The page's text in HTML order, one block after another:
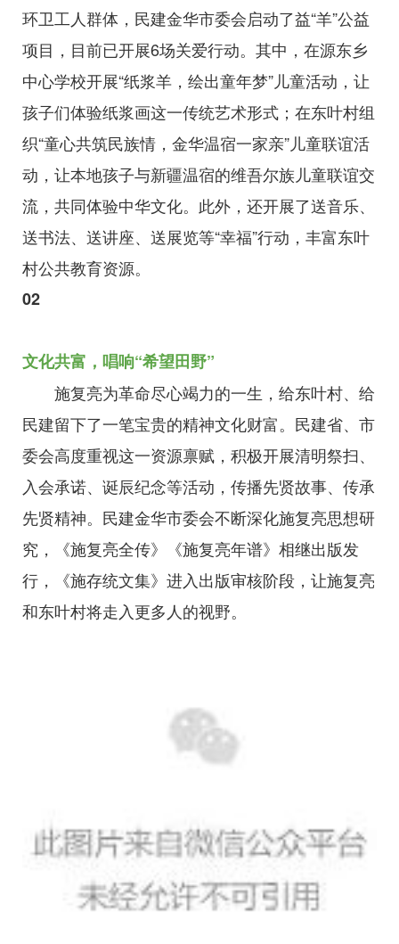
环卫工人群体，民建金华市委会启动了益“羊”公益
项目，目前已开展6场关爱行动。其中，在源东乡
中心学校开展“纸浆羊，绘出童年梦”儿童活动，让
孩子们体验纸浆画这一传统艺术形式；在东叶村组
织“童心共筑民族情，金华温宿一家亲”儿童联谊活
动，让本地孩子与新疆温宿的维吾尔族儿童联谊交
流，共同体验中华文化。此外，还开展了送音乐、
送书法、送讲座、送展览等“幸福”行动，丰富东叶
村公共教育资源。
02
文化共富，唱响“希望田野”
施复亮为革命尽心竭力的一生，给东叶村、给
民建留下了一笔宝贵的精神文化财富。民建省、市
委会高度重视这一资源禀赋，积极开展清明祭扫、
入会承诺、诞辰纪念等活动，传播先贤故事、传承
先贤精神。民建金华市委会不断深化施复亮思想研
究，《施复亮全传》《施复亮年谱》相继出版发
行，《施存统文集》进入出版审核阶段，让施复亮
和东叶村将走入更多人的视野。